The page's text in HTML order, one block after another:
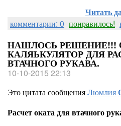
Читать
комментарии: 0 понравилось!
НАШЛОСЬ РЕШЕНИЕ!!!
КАЛЯЬКУЛЯТОР ДЛЯ
ВТАЧНОГО РУКАВА.
10-10-2015 22:13
Это цитата сообщенияЛюмлия
Расчет оката для втачного